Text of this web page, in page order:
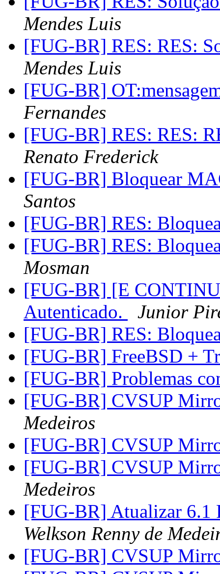
Mendes Luis
[FUG-BR] RES: RES:
Mendes Luis
[FUG-BR]
Fernandes
[FUG-BR] RES: RES:
Renato Frederick
[FUG-BR] Bloquear
Santos
[FUG-BR] RES:
[FUG-BR] RES:
Mosman
[FUG-BR] [E
Autenticado.
Junior
[FUG-BR] RES:
[FUG-BR] FreeBSD +
[FUG-BR] Problemas
[FUG-BR] CVSUP
Medeiros
[FUG-BR] CVSUP
[FUG-BR] CVSUP
Medeiros
[FUG-BR] Atualizar 6.1
Welkson Renny de
[FUG-BR] CVSUP